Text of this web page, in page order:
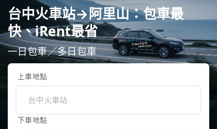
台中火車站→阿里山：包車最
快、iRent最省
一日包車／多日包車
上車地點
下車地點